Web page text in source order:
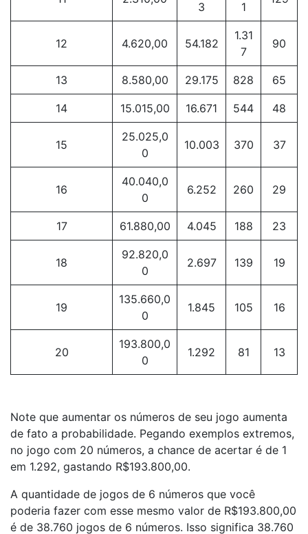
3
1
12 4.620,00 54.182
1.31
7
90
13 8.580,00 29.175 828 65
14 15.015,00 16.671 544 48
15
25.025,0
0
10.003 370 37
16
40.040,0
0
6.252 260 29
17 61.880,00 4.045 188 23
18
92.820,0
0
2.697 139 19
19
135.660,0
0
1.845 105 16
20
193.800,0
0
1.292 81 13​
Note que aumentar os números de seu jogo aumenta
de fato a probabilidade. Pegando exemplos extremos,
no jogo com 20 números, a chance de acertar é de 1
em 1.292, gastando R$193.800,00.
A quantidade de jogos de 6 números que você
poderia fazer com esse mesmo valor de R$193.800,00
é de 38.760 jogos de 6 números. Isso significa 38.760